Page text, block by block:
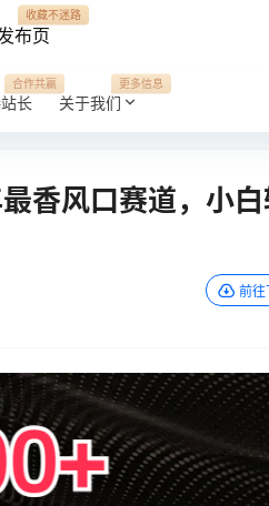
布页
收藏不迷路
长
合作共赢
关于我们
更多信息
香风口赛道，小
前往